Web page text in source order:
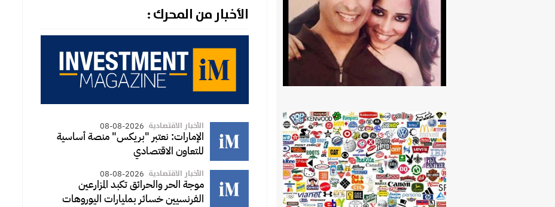
الأخبار من المحرك :
الأخبار الاقتصادية 08-08-2026
الإمارات: نعتبر "بريكس" منصة أساسية
للتعاون الاقتصادي
الأخبار الاقتصادية 08-08-2026
موجة الحر والحرائق تكبد المزارعين
الفرنسيين خسائر بمليارات اليوروهات